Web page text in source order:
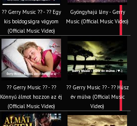
?? Gerry Music ?? - ?? Egy
kis boldogságra vágyom
(Official Music Video)
Gyöngyhajú lány - Gerry
Music (Official Music Video)
?? Gerry Music ?? - ??
Könnyű álmot hozzon az éj
(Official Music Video)
?? Gerry Music ?? - ?? Húsz
év múlva (Official Music
Video)